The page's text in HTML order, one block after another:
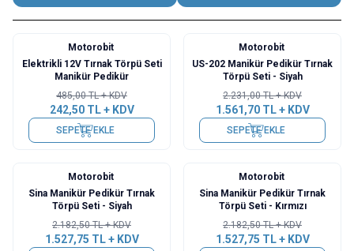
Motorobit
Elektrikli 12V Tırnak Törpü Seti
Manikür Pedikür
485,00TL + KDV
242,50TL + KDV
SEPETE EKLE
Motorobit
US-202 Manikür Pedikür Tırnak
Törpü Seti - Siyah
2.231,00TL + KDV
1.561,70TL + KDV
SEPETE EKLE
Motorobit
Sina Manikür Pedikür Tırnak
Törpü Seti - Siyah
2.182,50TL + KDV
1.527,75 TL + KDV
Motorobit
Sina Manikür Pedikür Tırnak
Törpü Seti - Kırmızı
2.182,50TL + KDV
1.527,75 TL + KDV